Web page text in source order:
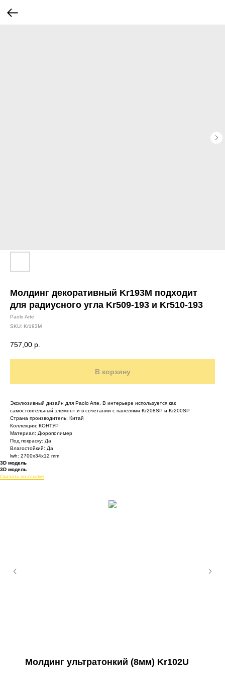
Молдинг декоративный Kr193M подходит
для радиусного угла Kr509-193 и Kr510-193
Paolo Arte
SKU: Kr193M
757,00 р.
В корзину
Эксклюзивный дизайн для Paolo Arte. В интерьере используется как
самостоятельный элемент и в сочетании с панелями Kr208SP и Kr200SP
Страна производитель: Китай
Коллекция: КОНТУР
Материал: Дюрополимер
Под покраску: Да
Влагостойкий: Да
lwh: 2700x34x12 mm
3D модель
3D модель
Скачать по ссылке
Молдинг ультратонкий (8мм) Kr102U